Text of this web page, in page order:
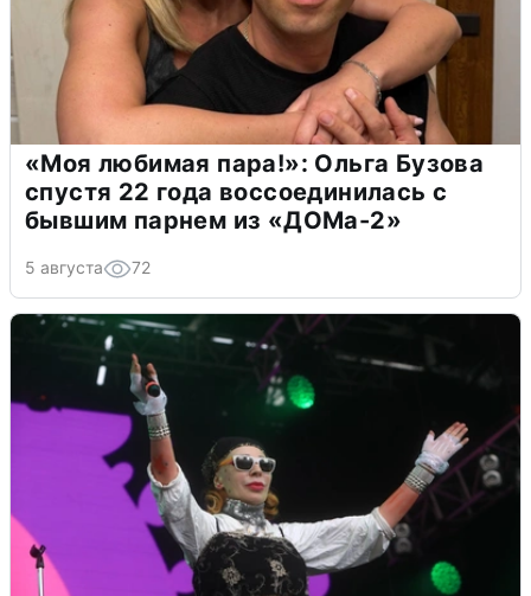
«Моя любимая пара!»: Ольга Бузова
спустя 22 года воссоединилась с
бывшим парнем из «ДОМа-2»
5 августа 72